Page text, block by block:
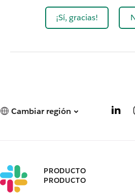
¡Sí, gracias!
Cambiar región
PRODUCTO
PRODUCTO